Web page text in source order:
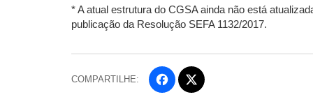
* A atual estrutura do CGSA ainda não está
publicação da Resolução SEFA 1132/2017.
COMPARTILHE:
Fa